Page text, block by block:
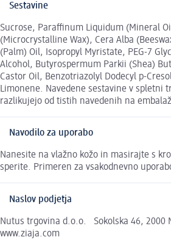
Sestavine
Sucrose, Paraffinum Liquidum (Mineral
(Microcrystalline Wax), Cera Alba
(Palm) Oil, Isopropyl Myristate, PEG-7
Alcohol, Butyrospermum Parkii (Shea)
Castor Oil, Benzotriazolyl Dodecyl p-
Limonene. Navedene sestavine v spletni
razlikujejo od tistih navedenih na
Navodilo za uporabo
Nanesite na vlažno kožo in masirajte s
sperite. Primeren za vsakodnevno
Naslov podjetja
Nutus trgovina d.o.o. Sokolska 46, 2000
www.ziaja.com